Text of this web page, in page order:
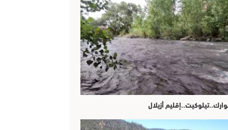
أزيلال